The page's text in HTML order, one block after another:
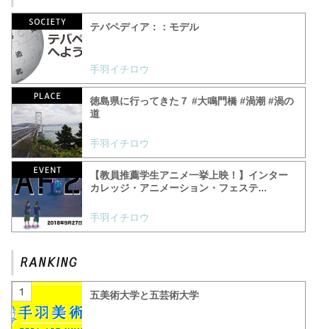
テバペディア：：モデル
手羽イチロウ
徳島県に行ってきた７ #大鳴門橋 #渦潮 #渦の
道
手羽イチロウ
【教員推薦学生アニメ一挙上映！】インター
カレッジ・アニメーション・フェステ...
手羽イチロウ
五美術大学と五芸術大学